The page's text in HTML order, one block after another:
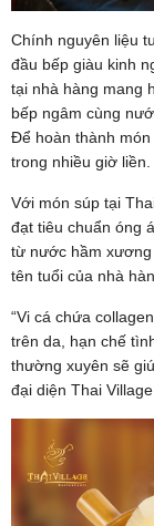
Chính nguyên liệu
đầu bếp giàu kinh
tại nhà hàng mang
bếp ngâm cùng
Để hoàn thành
trong nhiều giờ liền.
Với món súp tại
đạt tiêu chuẩn óng
từ nước hầm xương
tên tuổi của nhà
“Vi cá chứa
trên da, hạn chế
thường xuyên sẽ
đại diện Thai